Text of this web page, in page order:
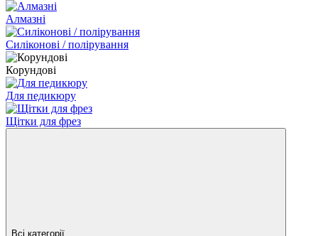
Алмазні
Силіконові / полірування
Корундові
Для педикюру
Щітки для фрез
Всі категорії